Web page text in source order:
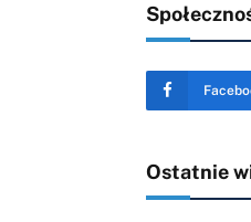
Ostatnie